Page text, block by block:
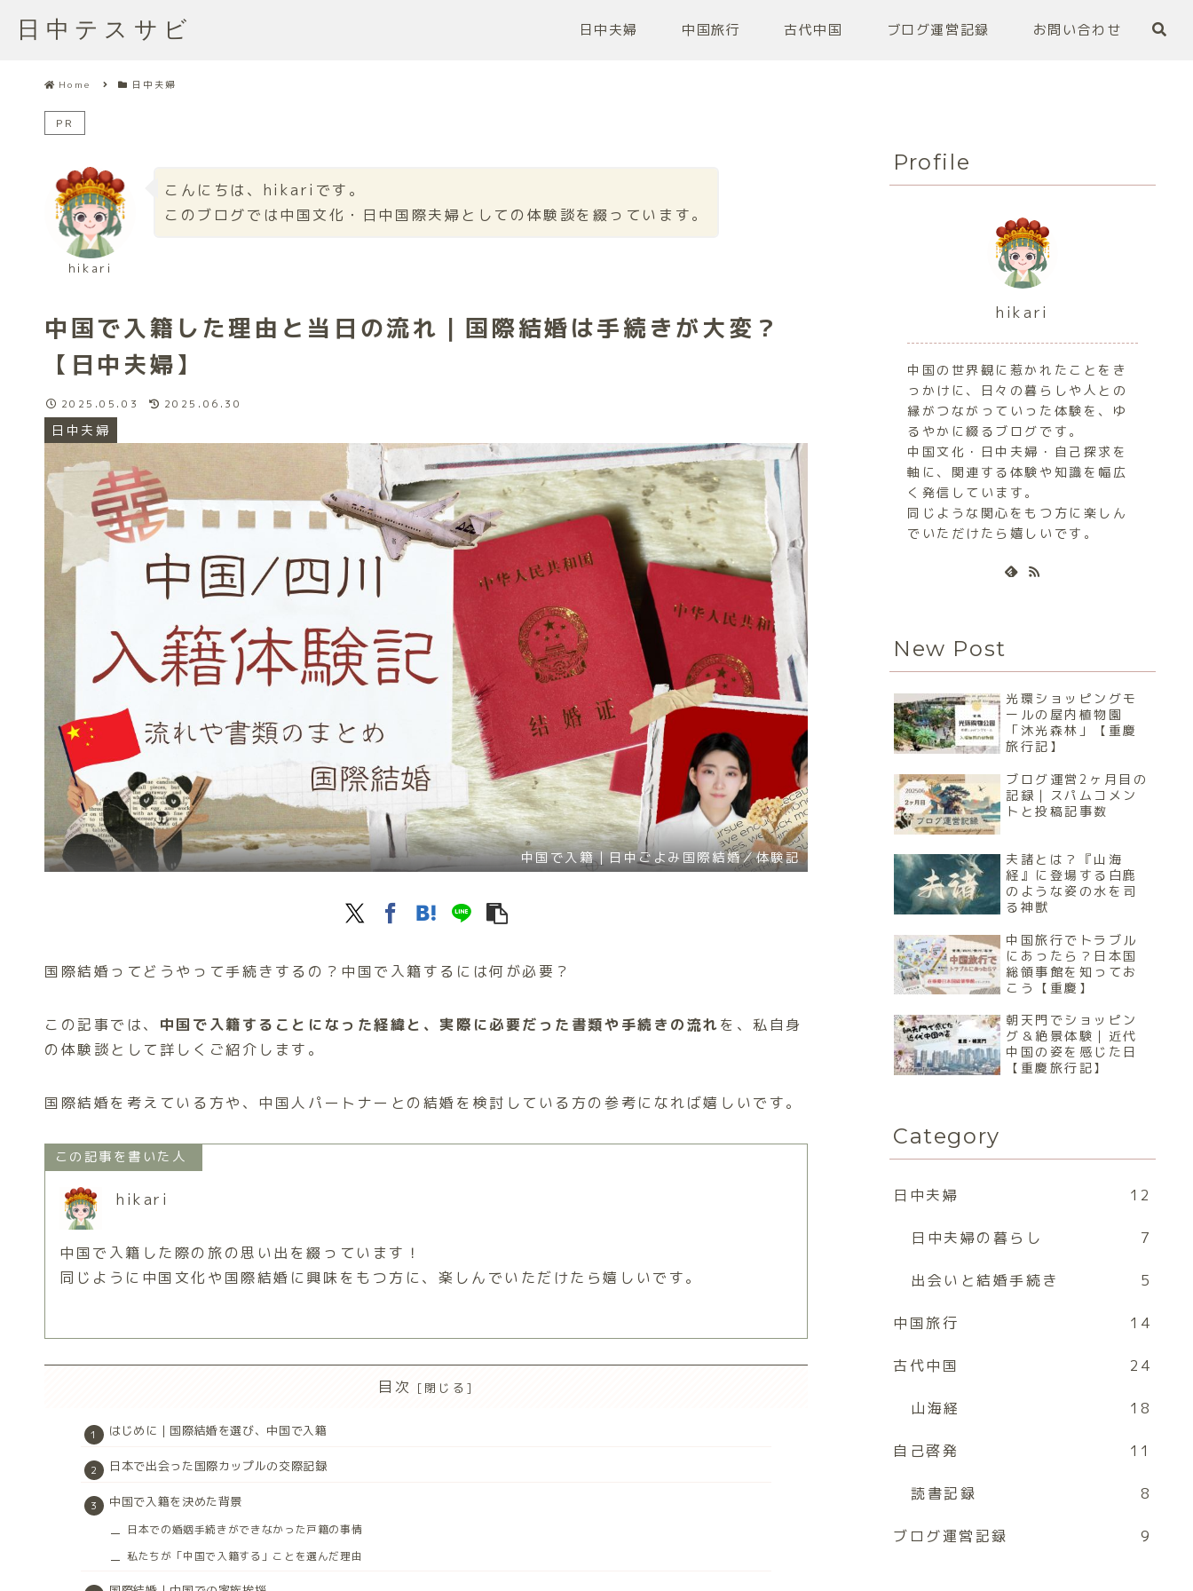
日中テスサビ 日中夫婦 中国旅行 古代中国 ブログ運営記録 お問い合わせ
Home 日中夫婦
PR
中国で入籍した理由と当日の流れ｜国際結婚は手続きが大変？
【日中夫婦】
日中夫婦
中国で入籍｜日中ごよみ国際結婚／体験記
2025.05.03 2025.06.30
hikari
こんにちは、hikariです。
このブログでは中国文化・日中国際夫婦としての体験談を綴っています。
国際結婚ってどうやって手続きするの？中国で入籍するには何が必要？
この記事では、 中国で入籍することになった経緯と、実際に必要だった書類や手続きの流れを、私自身
の体験談として詳しくご紹介します。
国際結婚を考えている方や、中国人パートナーとの結婚を検討している方の参考になれば嬉しいです。
この記事を書いた人
hikari
中国で入籍した際の旅の思い出を綴っています！
同じように中国文化や国際結婚に興味をもつ方に、楽しんでいただけたら嬉しいです。
目次
はじめに｜国際結婚を選び、中国で入籍
日本で出会った国際カップルの交際記録
中国で入籍を決めた背景
日本での婚姻手続きができなかった戸籍の事情
私たちが「中国で入籍する」ことを選んだ理由
Profile
hikari
中国の世界観に惹かれたことをき
っかけに、日々の暮らしや人との
縁がつながっていった体験を、ゆ
るやかに綴るブログです。
中国文化・日中夫婦・自己探求を
軸に、関連する体験や知識を幅広
く発信しています。
同じような関心をもつ方に楽しん
でいただけたら嬉しいです。
New Post
光環ショッピングモ
ールの屋内植物園
「沐光森林」【重慶
旅行記】
ブログ運営2ヶ月目の
記録｜スパムコメン
トと投稿記事数
夫諸とは？『山海
経』に登場する白鹿
のような姿の水を司
る神獣
中国旅行でトラブル
にあったら？日本国
総領事館を知ってお
こう【重慶】
朝天門でショッピン
グ＆絶景体験｜近代
中国の姿を感じた日
【重慶旅行記】
Category
日中夫婦 12
日中夫婦の暮らし 7
出会いと結婚手続き 5
中国旅行 14
古代中国 24
山海経 18
自己啓発 11
読書記録 8
ブログ運営記録 9